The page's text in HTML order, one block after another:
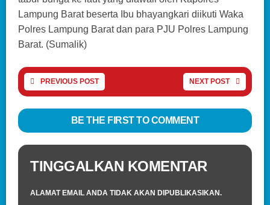
Lampung Barat beserta Ibu bhayangkari diikuti Waka
Polres Lampung Barat dan para PJU Polres Lampung
Barat. (Sumalik)
PREVIOUS POST NEXT POST
BE THE FIRST TO COMMENT
TINGGALKAN KOMENTAR
ALAMAT EMAIL ANDA TIDAK AKAN DIPUBLIKASIKAN.